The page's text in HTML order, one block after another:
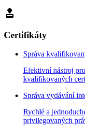
approval
Certifikáty
Správa
Efektivní nástroj
kvalifikovaných
Správa vydávání
Rychlé a
privilegovaných